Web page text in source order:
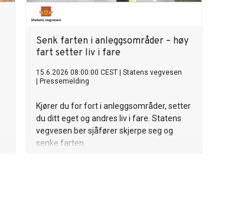
Senk farten i anleggsområder – høy
fart setter liv i fare
15.6.2026 08:00:00 CEST
Statens vegvesen
Pressemelding
Kjører du for fort i anleggsområder, setter
du ditt eget og andres liv i fare. Statens
vegvesen ber sjåfører skjerpe seg og
senke farten.